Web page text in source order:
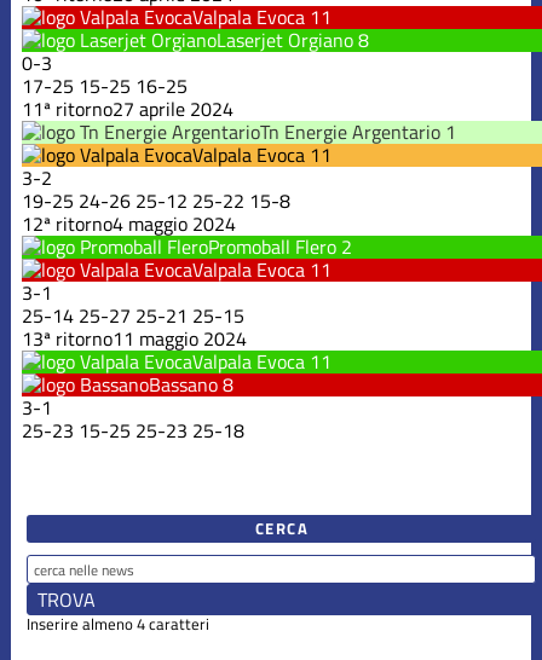
Valpala Evoca 11
Laserjet Orgiano8
0-3
17-25 15-25 16-25
11ª ritorno27 aprile 2024
Tn Energie Argentario 1
Valpala Evoca 11
3-2
19-25 24-26 25-12 25-22 15-8
12ª ritorno4 maggio 2024
Promoball Flero 2
Valpala Evoca 11
3-1
25-14 25-27 25-21 25-15
13ª ritorno11 maggio 2024
Valpala Evoca 11
Bassano8
3-1
25-23 15-25 25-23 25-18
CERCA
Inserire almeno 4 caratteri